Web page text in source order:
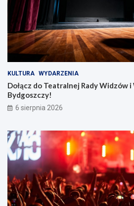
KULTURA WYDARZENIA
Dołącz do Teatralnej Rady Widzów
Bydgoszczy!
6 sierpnia 2026